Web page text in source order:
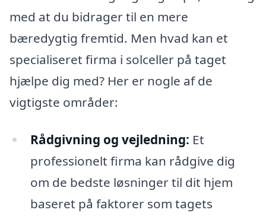
med at du bidrager til en mere
bæredygtig fremtid. Men hvad kan et
specialiseret firma i solceller på taget
hjælpe dig med? Her er nogle af de
vigtigste områder:
Rådgivning og vejledning: Et
professionelt firma kan rådgive dig
om de bedste løsninger til dit hjem
baseret på faktorer som tagets